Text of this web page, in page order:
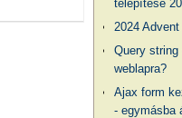
telepítése
2024
Query
weblapra?
Ajax form
- egymásba